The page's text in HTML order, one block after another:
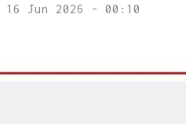
16 Jun 2026 - 00:10